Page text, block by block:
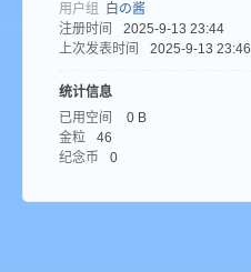
用户组
白の酱
注册时间
2025-9-13 23:44
上次发表时间
2025-9-13 23:46
统计信息
已用空间
0 B
金粒
46
纪念币
0